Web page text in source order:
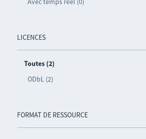
LICENCES
Toutes (2)
ODbL (2)
FORMAT DE RESSOURCE